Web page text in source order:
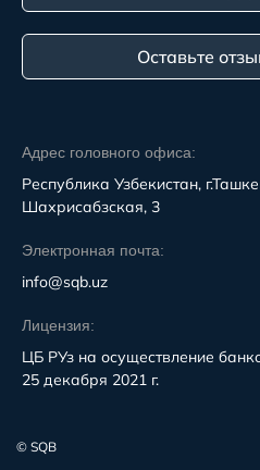
Адрес головного офиса:
Республика Узбекистан,
Шахрисабзская, 3
Электронная почта:
info@sqb.uz
Лицензия:
ЦБ РУз на осуществление
25 декабря 2021 г.
Оставьте
© SQB